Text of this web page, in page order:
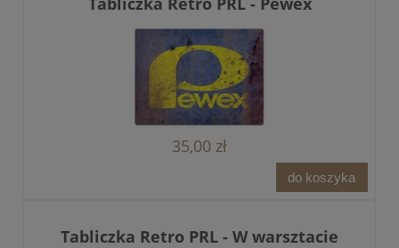
35,00 zł
do koszyka
Tabliczka Retro PRL - W warsztacie